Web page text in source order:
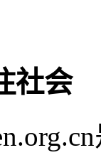
社会